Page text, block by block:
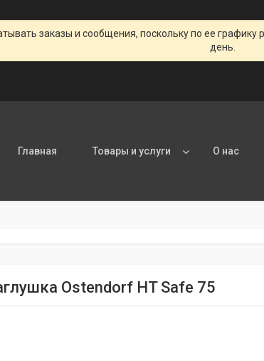
заказы и сообщения, поскольку по ее
день.
Главная Товары и услуги О нас
Ostendorf HT Safe 75